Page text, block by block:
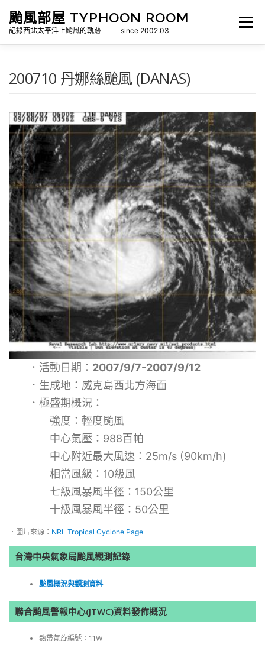
颱風部屋 TYPHOON ROOM
記錄西北太平洋上颱風的軌跡 ─── since 2002.03
選單
各地瞬間風速紀錄 侵台颱風新聞剪報 氣象相關資源
200710 丹娜絲颱風 (DANAS)
．活動日期： 2007/9/7-2007/9/12
．生成地：威克島西北方海面
．極盛期概況：
強度：輕度颱風
中心氣壓：988百帕
中心附近最大風速：25m/s (90km/h)
相當風級：10級風
七級風暴風半徑：150公里
十級風暴風半徑：50公里
．圖片來源： NRL Tropical Cyclone Page
台灣中央氣象局颱風觀測記錄
颱風概況與觀測資料
聯合颱風警報中心(JTWC)資料發佈概況
熱帶氣旋編號：11W